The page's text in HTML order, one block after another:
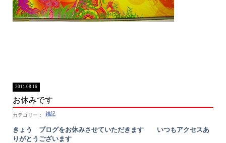
お休みです
2011.08.16
雑記
きょう ブログをお休みさせていただきます いつもアクセスあ
りがとうございます